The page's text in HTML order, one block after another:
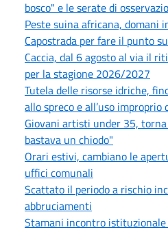
bosco" e le serate di
Peste suina africana, domani
Capostrada per fare il punto
Caccia, dal 6 agosto al via il
per la stagione 2026/2027
Tutela delle risorse idriche,
allo spreco e all’uso improprio
Giovani artisti under 35,
bastava un chiodo"
Orari estivi, cambiano le
uffici comunali
Scattato il periodo a rischio
abbruciamenti
Stamani incontro